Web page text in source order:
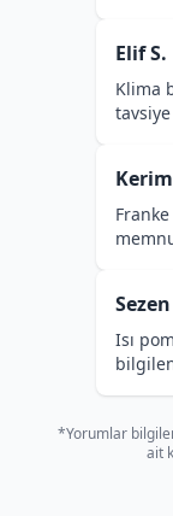
Elif S.
Klima
Isı
*Yorumlar
ait